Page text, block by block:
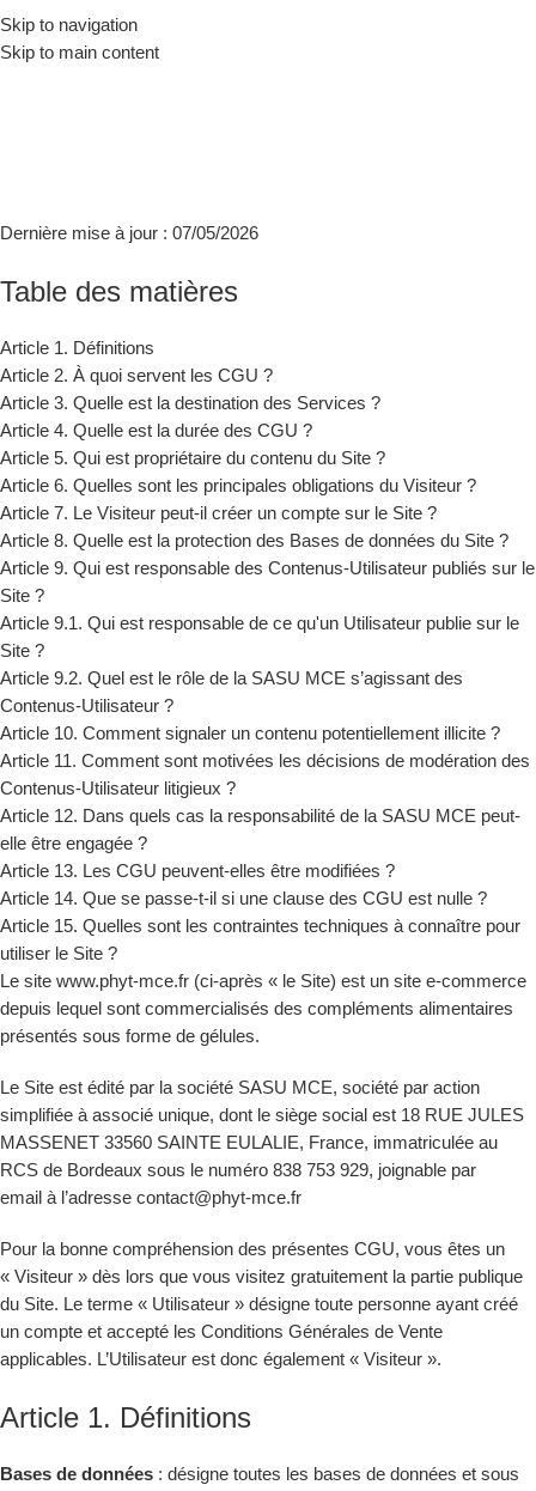
Skip to navigation
Skip to main content
Menu
Dernière mise à jour : 07/05/2026
Table des matières
Article 1. Définitions
Article 2. À quoi servent les CGU ?
Article 3. Quelle est la destination des Services ?
Article 4. Quelle est la durée des CGU ?
Article 5. Qui est propriétaire du contenu du Site ?
Article 6. Quelles sont les principales obligations du Visiteur ?
Article 7. Le Visiteur peut-il créer un compte sur le Site ?
Article 8. Quelle est la protection des Bases de données du Site ?
Article 9. Qui est responsable des Contenus-Utilisateur publiés sur le
Site ?
Article 9.1. Qui est responsable de ce qu'un Utilisateur publie sur le
Site ?
Article 9.2. Quel est le rôle de la SASU MCE s’agissant des
Contenus-Utilisateur ?
Article 10. Comment signaler un contenu potentiellement illicite ?
Article 11. Comment sont motivées les décisions de modération des
Contenus-Utilisateur litigieux ?
Article 12. Dans quels cas la responsabilité de la SASU MCE peut-
elle être engagée ?
Article 13. Les CGU peuvent-elles être modifiées ?
Article 14. Que se passe-t-il si une clause des CGU est nulle ?
Article 15. Quelles sont les contraintes techniques à connaître pour
utiliser le Site ?
Le site www.phyt-mce.fr (ci-après « le Site) est un site e-commerce
depuis lequel sont commercialisés des compléments alimentaires
présentés sous forme de gélules.
Le Site est édité par la société SASU MCE, société par action
simplifiée à associé unique, dont le siège social est 18 RUE JULES
MASSENET 33560 SAINTE EULALIE, France, immatriculée au
RCS de Bordeaux sous le numéro 838 753 929, joignable par
email à l’adresse contact@phyt-mce.fr
Pour la bonne compréhension des présentes CGU, vous êtes un
« Visiteur » dès lors que vous visitez gratuitement la partie publique
du Site. Le terme « Utilisateur » désigne toute personne ayant créé
un compte et accepté les Conditions Générales de Vente
applicables. L’Utilisateur est donc également « Visiteur ».
Article 1. Définitions
Bases de données : désigne toutes les bases de données et sous